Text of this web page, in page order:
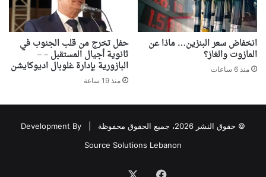
انخفاض سعر البنزين… ماذا عن
المازوت والغاز؟
منذ 6 ساعات
حفل تخرج من قلب الجنوب في
ثانوية أجيال المستقبل – –
البازورية بإدارة غلوبال اديوكايشن
منذ 19 ساعة
© حقوق النشر 2026، جميع الحقوق محفوظة |
Development By
Source Solutions Lebanon
فيسبوك